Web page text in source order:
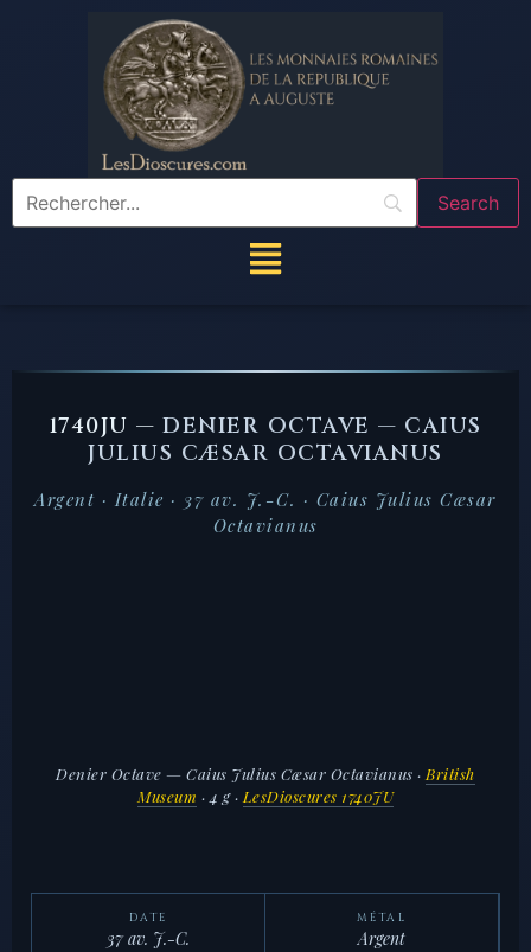
1740JU — DENIER OCTAVE — CAIUS
JULIUS CÆSAR OCTAVIANUS
Argent · Italie · 37 av. J.-C. · Caius Julius Cæsar
Octavianus
Denier Octave — Caius Julius Cæsar Octavianus · British
Museum · 4 g · LesDioscures 1740JU
DATE
37 av. J.-C.
MÉTAL
Argent